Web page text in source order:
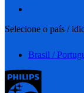
Selecione o país /
Brasil /